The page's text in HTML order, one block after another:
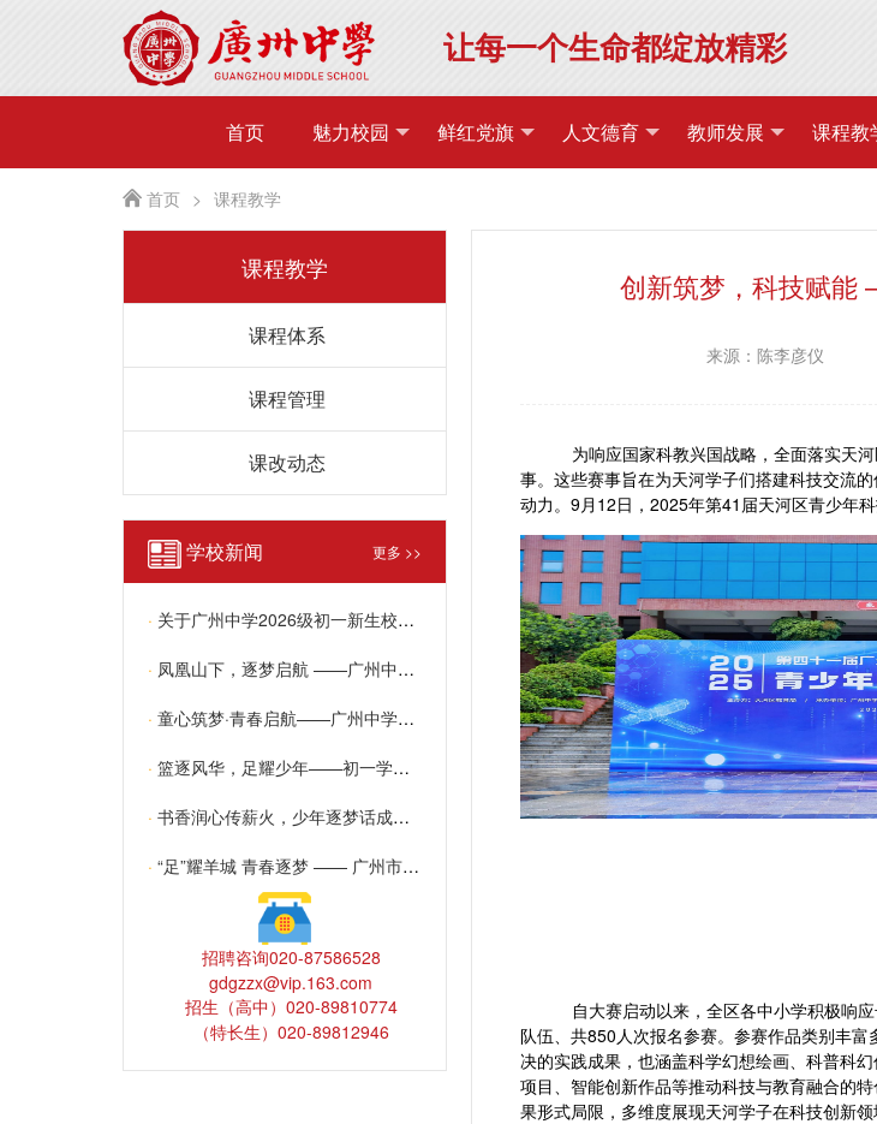
让每一个生命都绽放精彩
首页 魅力校园 鲜红党旗 人文德育 教师发展 课程教
首页 > 课程教学
课程教学
课程体系
课程管理
课改动态
学校新闻 更多 >>
· 关于广州中学2026级初一新生校区安排结果查询及特殊情况学生递交申请的通知
· 凤凰山下，逐梦启航 ——广州中学2026级高一新生注册须知
· 童心筑梦·青春启航——广州中学2026年六一儿童节活动纪实
· 篮逐风华，足耀少年——初一学部球类联赛圆满收官
· 书香润心传薪火，少年逐梦话成长 —— 我校初中部“读红色经典，讲成长故事”演讲比赛圆满落幕
· “足”耀羊城 青春逐梦 —— 广州市第十二届中小学生足球联赛开幕式在我校圆满举办
招聘咨询020-87586528
gdgzzx@vip.163.com
招生（高中）020-89810774
（特长生）020-89812946
创新筑梦，科技赋
来源：陈李彦仪
为响应国家科教兴国战略，全面落实天河
事。这些赛事旨在为天河学子们搭建科技交流
动力。9月12日，2025年第41届天河区青少年
自大赛启动以来，全区各中小学积极响
队伍、共850人次报名参赛。参赛作品类别丰
决的实践成果，也涵盖科学幻想绘画、科普科
项目、智能创新作品等推动科技与教育融合的
果形式局限，多维度展现天河学子在科技创新领